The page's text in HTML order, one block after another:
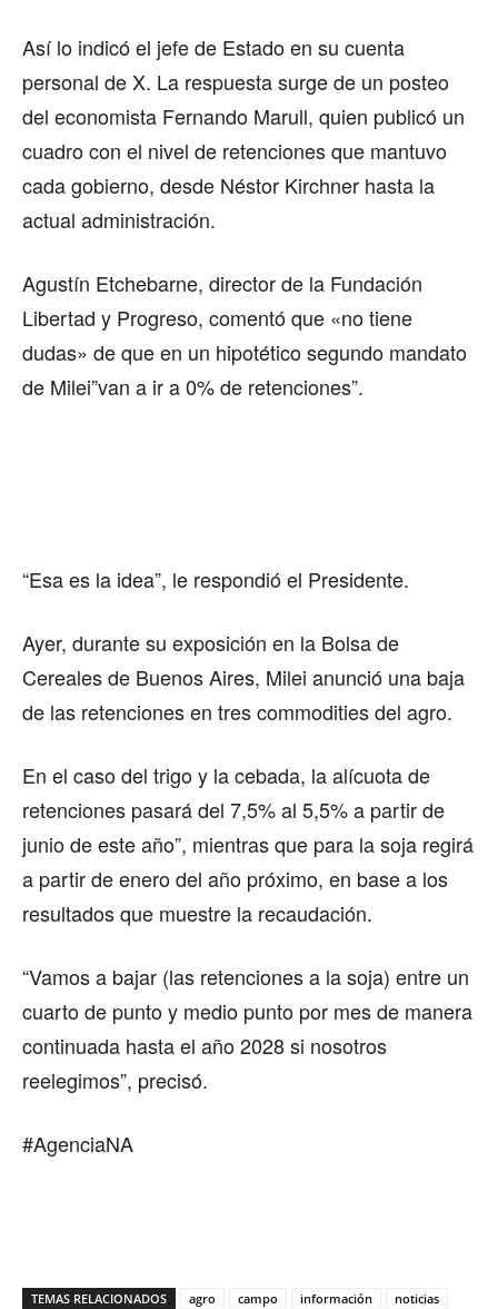
Así lo indicó el jefe de Estado en su cuenta
personal de X. La respuesta surge de un posteo
del economista Fernando Marull, quien publicó un
cuadro con el nivel de retenciones que mantuvo
cada gobierno, desde Néstor Kirchner hasta la
actual administración.
Agustín Etchebarne, director de la Fundación
Libertad y Progreso, comentó que «no tiene
dudas» de que en un hipotético segundo mandato
de Milei”van a ir a 0% de retenciones”.
“Esa es la idea”, le respondió el Presidente.
Ayer, durante su exposición en la Bolsa de
Cereales de Buenos Aires, Milei anunció una baja
de las retenciones en tres commodities del agro.
En el caso del trigo y la cebada, la alícuota de
retenciones pasará del 7,5% al 5,5% a partir de
junio de este año”, mientras que para la soja regirá
a partir de enero del año próximo, en base a los
resultados que muestre la recaudación.
“Vamos a bajar (las retenciones a la soja) entre un
cuarto de punto y medio punto por mes de manera
continuada hasta el año 2028 si nosotros
reelegimos”, precisó.
#AgenciaNA
TEMAS RELACIONADOS agro campo información
noticias